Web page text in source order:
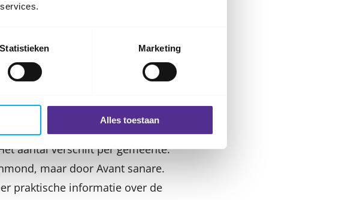
Statistieken Marketing
Alles toestaan
jou omgaan met alles wat
gemeente.
aantal verschilt per gemeente.
maar door Avant sanare.
praktische informatie over de